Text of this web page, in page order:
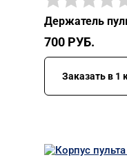
Держатель
700 РУБ.
Заказать в 1